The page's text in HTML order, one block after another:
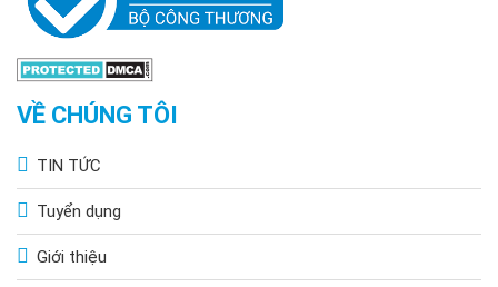
VỀ CHÚNG TÔI
TIN TỨC
Tuyển dụng
Giới thiệu